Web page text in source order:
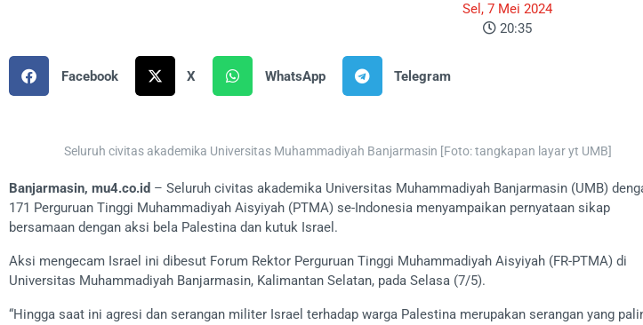
Sel, 7 Mei 2024
20:35
Facebook X WhatsApp Telegram
Seluruh civitas akademika Universitas Muhammadiyah Banjarmasin [Foto: tangkapan layar yt UMB]
Banjarmasin, mu4.co.id – Seluruh civitas akademika Universitas Muhammadiyah Banjarmasin (UMB)
171 Perguruan Tinggi Muhammadiyah Aisyiyah (PTMA) se-Indonesia menyampaikan pernyataan sikap
bersamaan dengan aksi bela Palestina dan kutuk Israel.
Aksi mengecam Israel ini dibesut Forum Rektor Perguruan Tinggi Muhammadiyah Aisyiyah (FR-PTMA) di
Universitas Muhammadiyah Banjarmasin, Kalimantan Selatan, pada Selasa (7/5).
“Hingga saat ini agresi dan serangan militer Israel terhadap warga Palestina merupakan serangan yang